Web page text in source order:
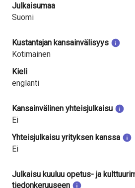
Julkaisumaa
Suomi
Kustantajan kansainvälisyys
Kotimainen
Kieli
englanti
Kansainvälinen yhteisjulkaisu
Ei
Yhteisjulkaisu yrityksen kanssa
Ei
Julkaisu kuuluu opetus- ja
tiedonkeruuseen